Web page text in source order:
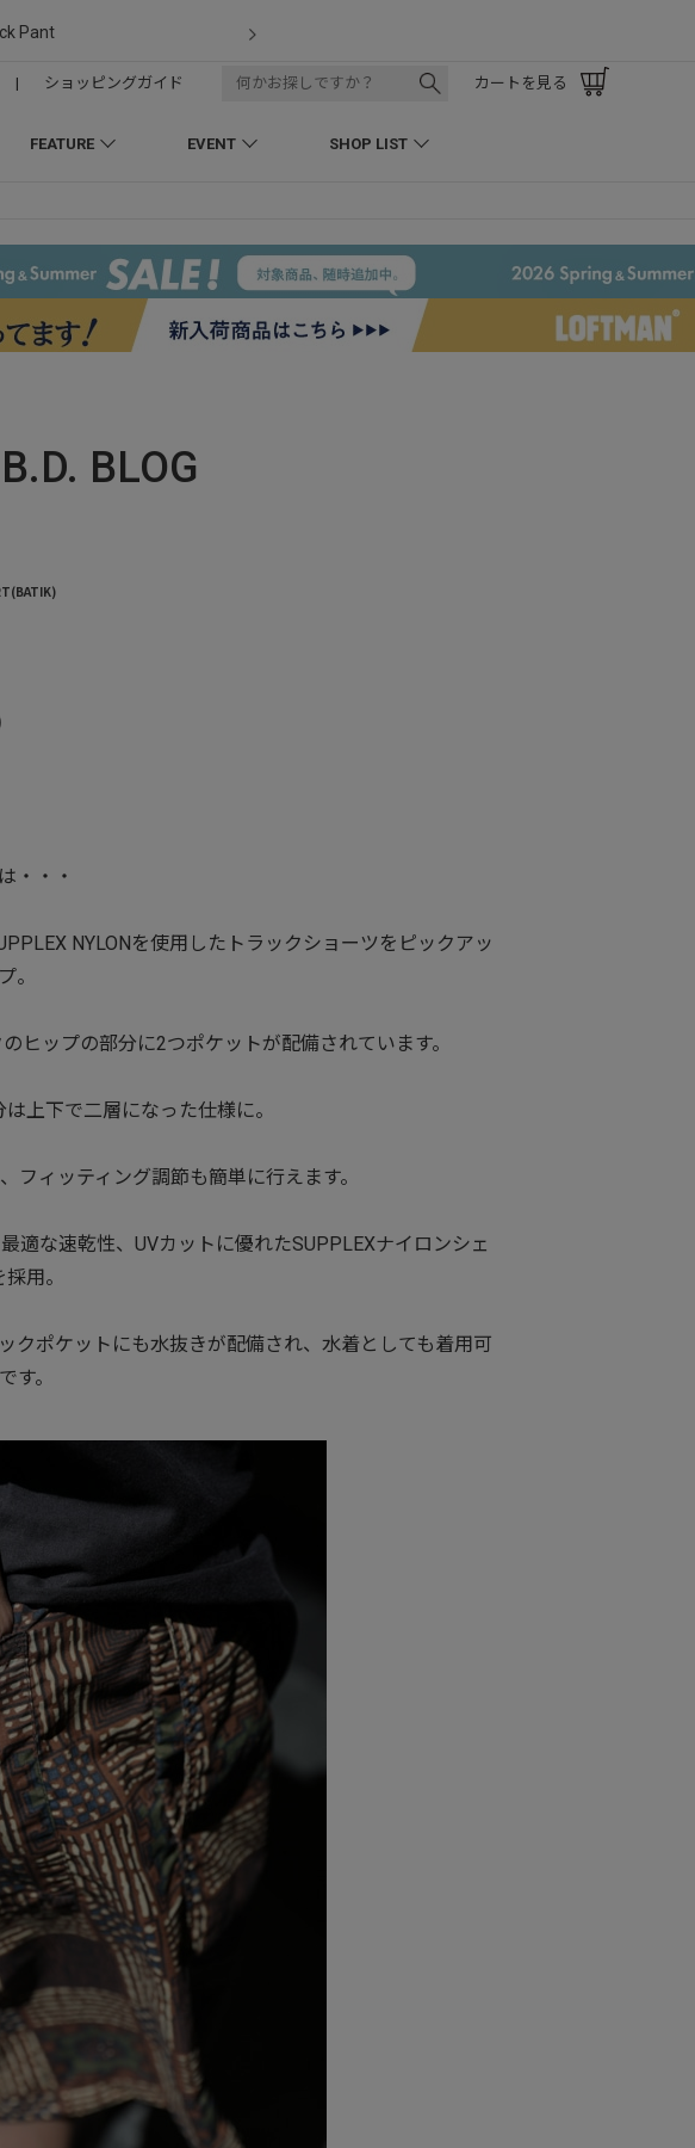
Pant
FEATURE EVENT SHOP LIST
| ショッピングガイド カートを見る
BLOG
・・・
NYLONを使用したトラックショーツをピックアッ
プ。
ヒップの部分に2つポケットが配備されています。
上下で二層になった仕様に。
フィッティング調節も簡単に行えます。
適な速乾性、UVカットに優れたSUPPLEXナイロンシェ
用。
クポケットにも水抜きが配備され、水着としても着用可
す。